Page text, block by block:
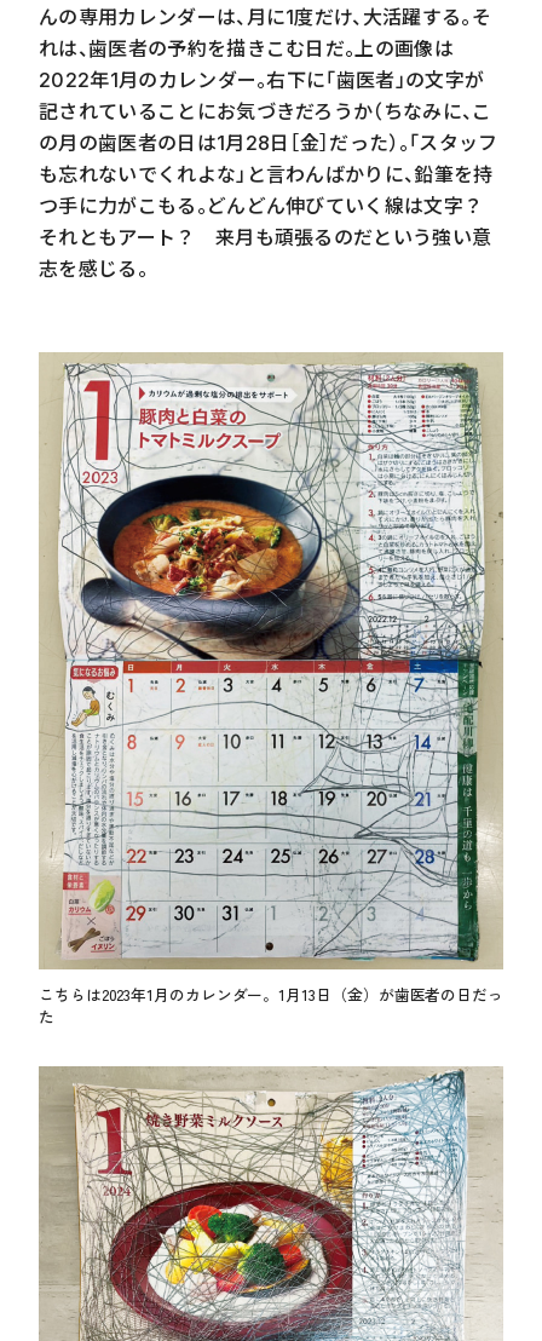
んの専用カレンダーは、月に1度だけ、大活躍する。そ
れは、歯医者の予約を描きこむ日だ。上の画像は
2022年1月のカレンダー。右下に「歯医者」の文字が
記されていることにお気づきだろうか（ちなみに、こ
の月の歯医者の日は1月28日［金］だった）。「スタッフ
も忘れないでくれよな」と言わんばかりに、鉛筆を持
つ手に力がこもる。どんどん伸びていく線は文字？
それともアート？ 来月も頑張るのだという強い意
志を感じる。
こちらは2023年1月のカレンダー。1月13日（金）が歯医者の日だっ
た